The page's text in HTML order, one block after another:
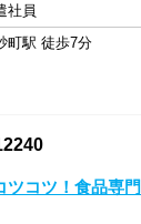
社員
町駅 徒歩7分
ツコツ！食品専